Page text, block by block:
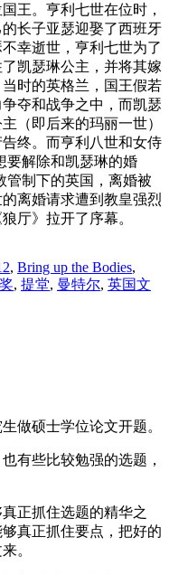
王。亨利七世在位时，
长子亚瑟迎娶了西班牙
幸逝世，亨利七世为了
凯瑟琳公主，并将其嫁
时的英格兰，国王假若
夺和战争之中，而凯瑟
（即后来的玛丽一世）
终。而亨利八世和女侍
要解除和凯瑟琳的婚
管制下的英国，离婚被
离婚请求遭到教皇强烈
厅》拉开了序幕。
, Bring up the Bodies,
, 提堂, 曼特尔, 英国文
做硕士学位论文开题。
有些比较勉强的选题，
正抓住选题的精华之
真正抓住要点，把好的
。